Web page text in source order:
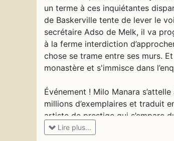
un terme à ces inquiétantes
de Baskerville tente de lever le
secrétaire Adso de Melk, il va
à la ferme interdiction
chose se trame entre ses murs.
monastère et s'immisce dans
Événement ! Milo Manara
millions d’exemplaires et traduit
artiste de prestige qui s’empare
carte blanche pour donner sa
Lire plus...